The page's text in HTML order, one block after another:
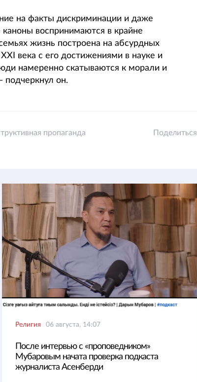
на факты дискриминации и даже
воспринимаются в крайне
жизнь построена на абсурдных
века с его достижениями в науке и
намеренно скатываются к морали и
подчеркнул он.
пропаганда Поделиться
Религия 06 августа, 14:07
После интервью с «проповедником»
Мубаровым начата проверка подкаста
журналиста Асенберди